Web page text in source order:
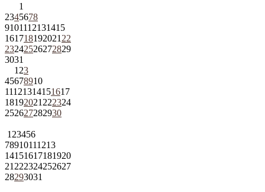
1
2345678
9101112131415
161718192021 22
23242526272829
3031
1 23
45678910
11121314151617
18192021 222324
252627282930
1 23456
78910111213
14151617181920
21 222324252627
28293031